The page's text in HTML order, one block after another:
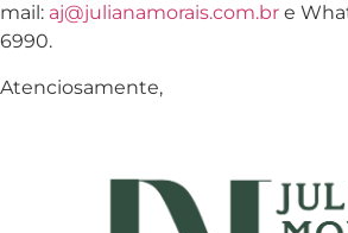
mail: aj@julianamorais.com.br e
6990.
Atenciosamente,